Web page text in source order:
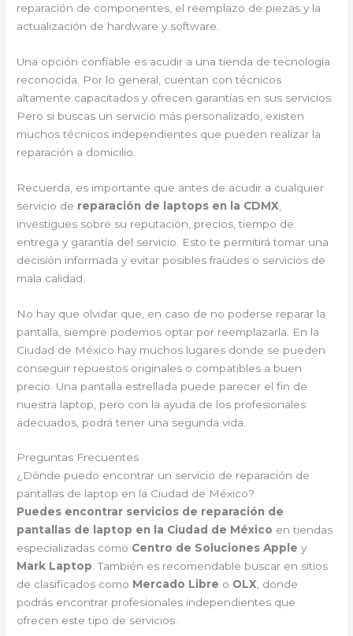
reparación de componentes, el reemplazo de piezas y la
actualización de hardware y software.
Una opción confiable es acudir a una tienda de tecnología
reconocida. Por lo general, cuentan con técnicos
altamente capacitados y ofrecen garantías en sus servicios.
Pero si buscas un servicio más personalizado, existen
muchos técnicos independientes que pueden realizar la
reparación a domicilio.
Recuerda, es importante que antes de acudir a cualquier
servicio de reparación de laptops en la CDMX
investigues sobre su reputación, precios, tiempo de
entrega y garantía del servicio. Esto te permitirá tomar una
decisión informada y evitar posibles fraudes o servicios de
mala calidad.
No hay que olvidar que, en caso de no poderse reparar la
pantalla, siempre podemos optar por reemplazarla. En la
Ciudad de México hay muchos lugares donde se pueden
conseguir repuestos originales o compatibles a buen
precio. Una pantalla estrellada puede parecer el fin de
nuestra laptop, pero con la ayuda de los profesionales
adecuados, podrá tener una segunda vida.
Preguntas Frecuentes
¿Dónde puedo encontrar un servicio de reparación de
pantallas de laptop en la Ciudad de México?
Puedes encontrar servicios de reparación de
pantallas de laptop en la Ciudad de México en tiendas
especializadas como Centro de Soluciones Apple y
Mark Laptop. También es recomendable buscar en sitios
de clasificados como Mercado Libre o OLX, donde
podrás encontrar profesionales independientes que
ofrecen este tipo de servicios.